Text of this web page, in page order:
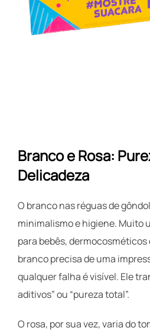
Branco e Rosa:
Delicadeza
O branco nas réguas de
minimalismo e higiene. Muito
para bebês, dermocosméticos
branco precisa de uma
qualquer falha é visível. Ele
aditivos” ou “pureza total”.
O rosa, por sua vez, varia do